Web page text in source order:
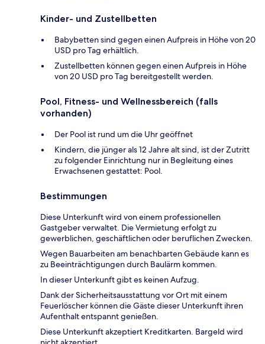
Kinder- und Zustellbetten
Babybetten sind gegen einen Aufpreis in Höhe von 20
USD pro Tag erhältlich.
Zustellbetten können gegen einen Aufpreis in Höhe
von 20 USD pro Tag bereitgestellt werden.
Pool, Fitness- und Wellnessbereich (falls
vorhanden)
Der Pool ist rund um die Uhr geöffnet
Kindern, die jünger als 12 Jahre alt sind, ist der Zutritt
zu folgender Einrichtung nur in Begleitung eines
Erwachsenen gestattet: Pool.
Bestimmungen
Diese Unterkunft wird von einem professionellen
Gastgeber verwaltet. Die Vermietung erfolgt zu
gewerblichen, geschäftlichen oder beruflichen Zwecken.
Wegen Bauarbeiten am benachbarten Gebäude kann es
zu Beeinträchtigungen durch Baulärm kommen.
In dieser Unterkunft gibt es keinen Aufzug.
Dank der Sicherheitsausstattung vor Ort mit einem
Feuerlöscher können die Gäste dieser Unterkunft ihren
Aufenthalt entspannt genießen.
Diese Unterkunft akzeptiert Kreditkarten. Bargeld wird